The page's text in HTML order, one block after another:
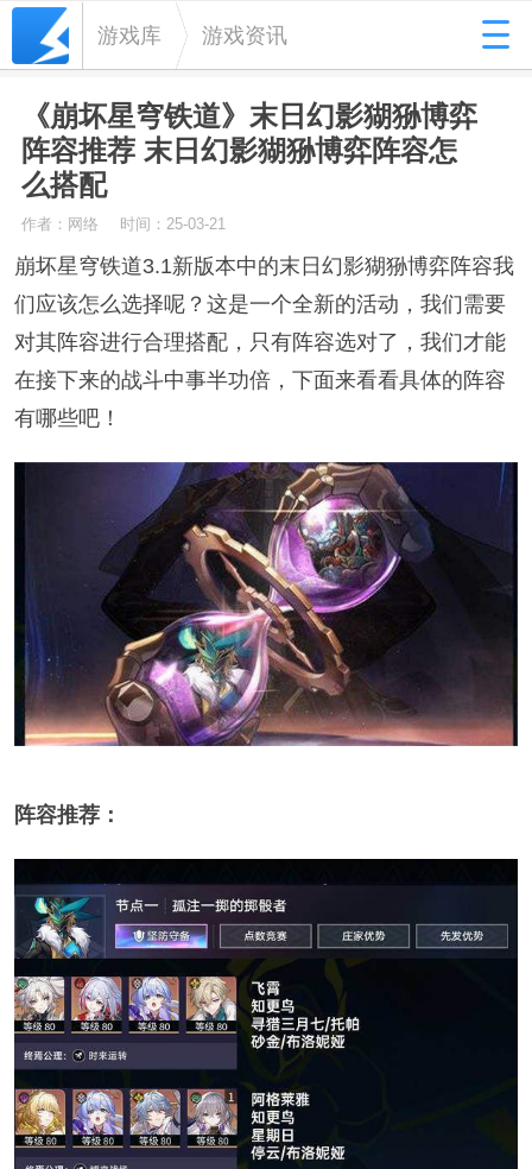
游戏库 游戏资讯
《崩坏星穹铁道》末日幻影猢狲博弈
阵容推荐 末日幻影猢狲博弈阵容怎
么搭配
作者：网络 时间：25-03-21
崩坏星穹铁道3.1新版本中的末日幻影猢狲博弈阵容我
们应该怎么选择呢？这是一个全新的活动，我们需要
对其阵容进行合理搭配，只有阵容选对了，我们才能
在接下来的战斗中事半功倍，下面来看看具体的阵容
有哪些吧！
阵容推荐：